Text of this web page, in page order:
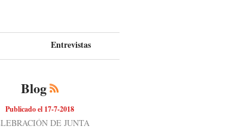
Entrevistas
Blog
Publicado el 17-7-2018
DE JUNTA